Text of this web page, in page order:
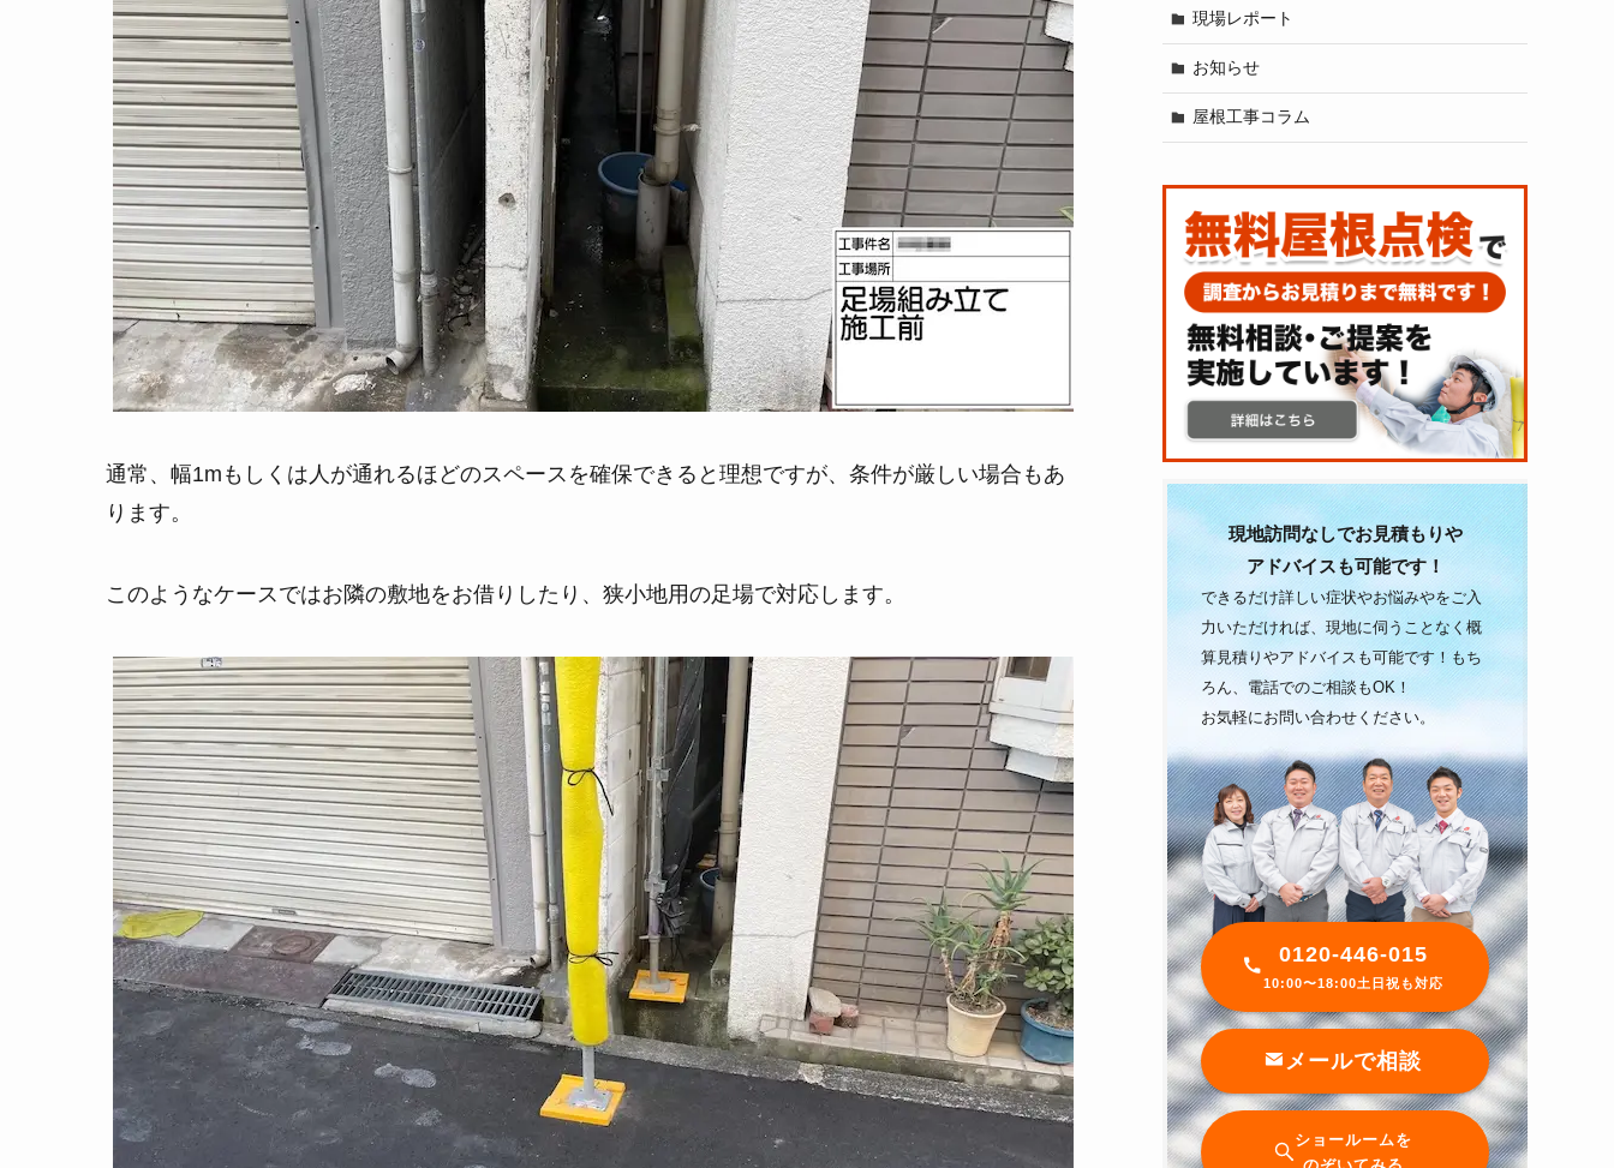
通常、幅1mもしくは人が通れるほどのスペースを確保できると理想ですが、条件が厳しい場合もあ
ります。
このようなケースではお隣の敷地をお借りしたり、狭小地用の足場で対応します。
現場レポート
お知らせ
屋根工事コラム
現地訪問なしでお見積もりや
アドバイスも可能です！
できるだけ詳しい症状やお悩みやをご入
力いただければ、現地に伺うことなく概
算見積りやアドバイスも可能です！もち
ろん、電話でのご相談もOK！
お気軽にお問い合わせください。
0120-446-015
10:00〜18:00土日祝も対応
メールで相談
ショールームを